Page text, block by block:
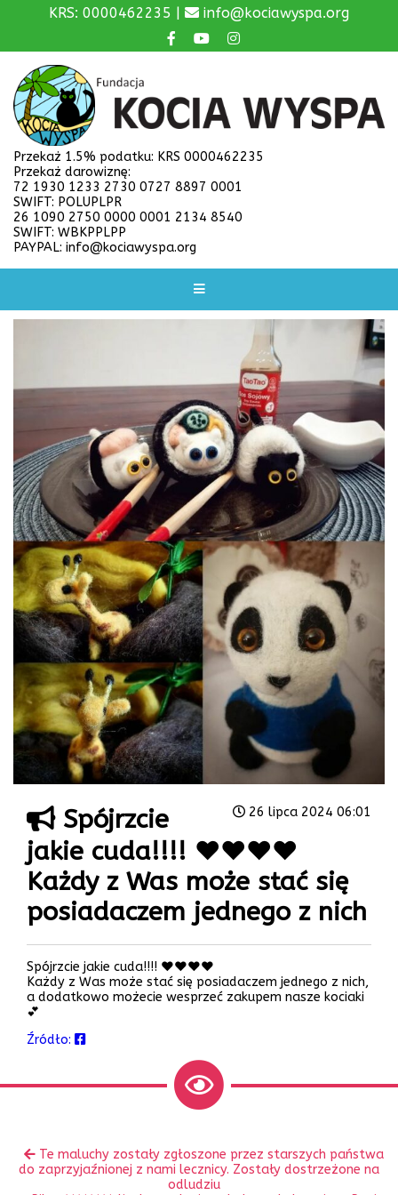
KRS: 0000462235 | info@kociawyspa.org
Przekaż 1.5% podatku: KRS 0000462235
Przekaż darowiznę:
72 1930 1233 2730 0727 8897 0001
SWIFT: POLUPLPR
26 1090 2750 0000 0001 2134 8540
SWIFT: WBKPPLPP
PAYPAL: info@kociawyspa.org
26 lipca 2024 06:01
Spójrzcie
jakie cuda!!!! ♥️♥️♥️♥️
Każdy z Was może stać się
posiadaczem jednego z nich
Spójrzcie jakie cuda!!!! ♥️♥️♥️♥️
Każdy z Was może stać się posiadaczem jednego z nich,
a dodatkowo możecie wesprzeć zakupem nasze kociaki
💕
Źródło:
innePoprzedni
wpis:
Te maluchy zostały zgłoszone przez starszych państwa
do zaprzyjaźnionej z nami lecznicy. Zostały dostrzeżone na
odludziu